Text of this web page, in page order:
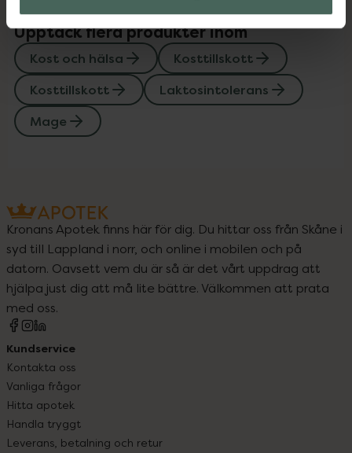
Upptäck flera produkter inom
Kost och hälsa
Kosttillskott
Kosttillskott
Laktosintolerans
Mage
Kronans Apotek finns här för dig. Du hittar oss från Skåne i
syd till Lappland i norr, och online i mobilen och på
datorn. Oavsett vem du är så är det vårt uppdrag att
hjälpa just dig att må lite bättre. Välkommen att prata
med oss.
Kundservice
Kontakta oss
Vanliga frågor
Hitta apotek
Handla tryggt
Leverans, betalning och retur